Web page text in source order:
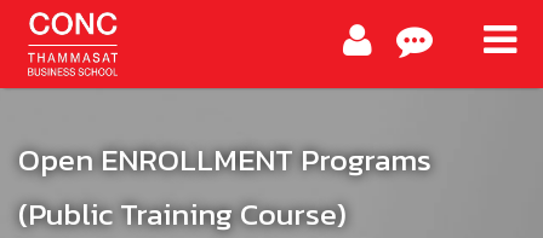
Open ENROLLMENT Programs
(Public Training Course)